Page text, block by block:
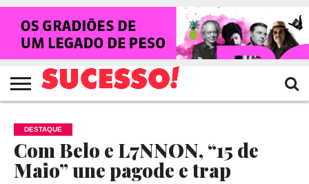
HOME
NOTÍCIAS
SHOWS
ENTREVISTAS
CLIQUES
RANKING
CROWLEY
TV
SUCESSO!
REVISTA
SUCESSO!
DESTAQUE
Com Belo e L7NNON, “15 de
Maio” une pagode e trap